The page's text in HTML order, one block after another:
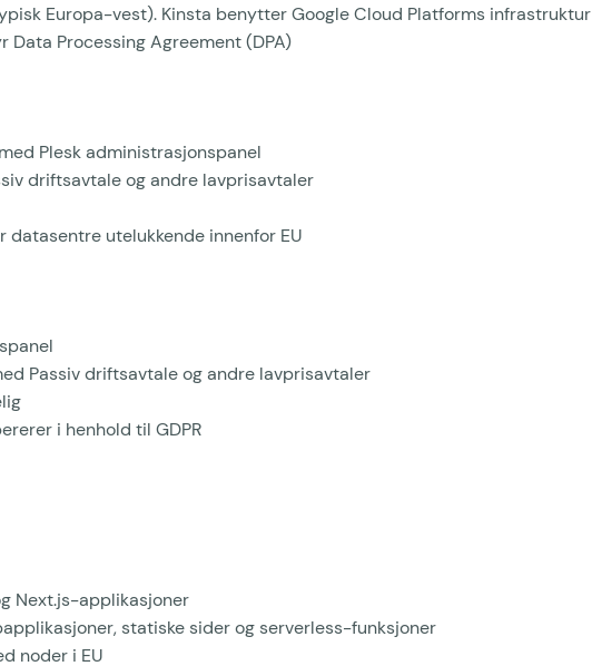
Europa-vest). Kinsta benytter Google Cloud Platforms infrastruktur
Data Processing Agreement (DPA)
Plesk administrasjonspanel
driftsavtale og andre lavprisavtaler
datasentre utelukkende innenfor EU
Passiv driftsavtale og andre lavprisavtaler
i henhold til GDPR
Next.js-applikasjoner
statiske sider og serverless-funksjoner
noder i EU